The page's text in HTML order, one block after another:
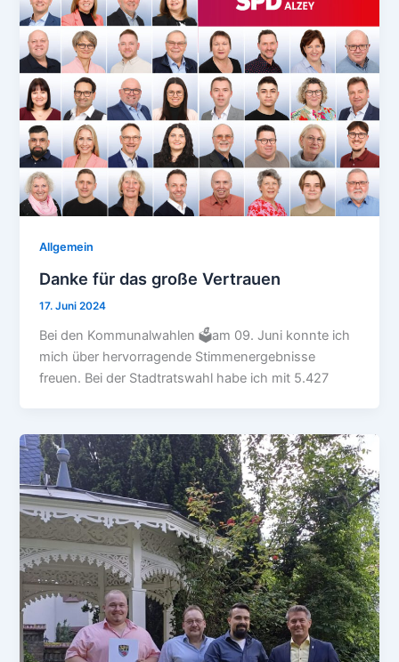
Allgemein
Danke für das große Vertrauen
17. Juni 2024
Bei den Kommunalwahlen 🗳️am 09. Juni konnte ich
mich über hervorragende Stimmenergebnisse
freuen. Bei der Stadtratswahl habe ich mit 5.427